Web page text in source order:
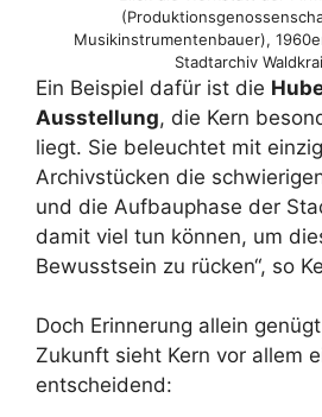
Musikinstrumentenbauer),
Stadtarchiv
Ein Beispiel dafür ist die
Ausstellung, die Kern
liegt. Sie beleuchtet mit
Archivstücken die
und die Aufbauphase der
damit viel tun können, um
Bewusstsein zu rücken“, so
Doch Erinnerung allein
Zukunft sieht Kern vor allem
entscheidend: